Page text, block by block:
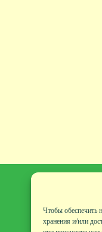
Чтобы обеспечить
хранения и/или